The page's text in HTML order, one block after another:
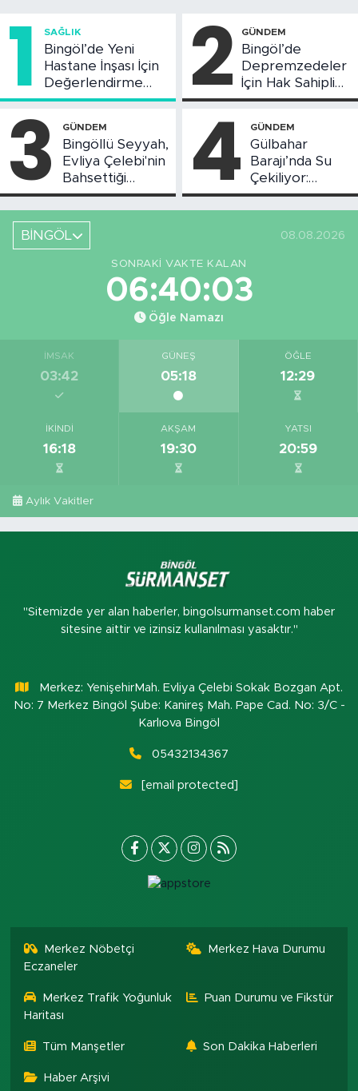
1 SAĞLIK
Bingöl’de Yeni
Hastane İnşası İçin
Değerlendirme
Toplantısı Yapıldı
2 GÜNDEM
Bingöl’de
Depremzedeler
İçin Hak Sahipliği
Askı Süreci
3 GÜNDEM
Bingöllü Seyyah,
Evliya Çelebi'nin
Bahsettiği
Bingöl'deki O
Yeri Görüntüledi
4 GÜNDEM
Gülbahar
Barajı’nda Su
Çekiliyor:
Piknikçi Sayısı
Azaldı
BİNGÖL
08.08.2026
SONRAKI VAKTE KALAN
06:40:02
Öğle Namazı
İMSAK
03:42
GÜNEŞ
05:18
ÖĞLE
12:29
İKINDI
16:18
AKŞAM
19:30
YATSI
20:59
Aylık Vakitler
"Sitemizde yer alan haberler, bingolsurmanset.com haber
sitesine aittir ve izinsiz kullanılması yasaktır."
Merkez: YenişehirMah. Evliya Çelebi Sokak Bozgan Apt.
No: 7 Merkez Bingöl Şube: Kanireş Mah. Pape Cad. No: 3/C -
Karlıova Bingöl
05432134367
[email protected]
Merkez Nöbetçi
Eczaneler
Merkez Hava Durumu
Merkez Trafik Yoğunluk
Haritası
Puan Durumu ve Fikstür
Tüm Manşetler Son Dakika Haberleri
Haber Arşivi